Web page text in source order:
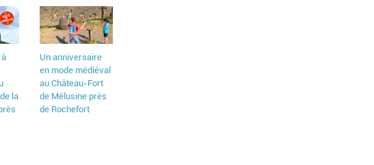
la
Un anniversaire
en mode médiéval
au Château-Fort
de Mélusine près
de Rochefort